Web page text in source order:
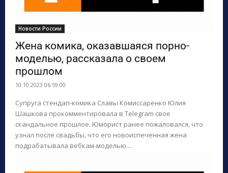
Новости России
Жена комика, оказавшаяся порно-
моделью, рассказала о своем
прошлом
10.10.2023 06:59:00
Супруга стендап-комика Славы Комиссаренко Юлия
Шашкова прокомментировала в Telegram свое
скандальное прошлое. Юморист ранее пожаловался, что
узнал после свадьбы, что его новоиспеченная жена
подрабатывала вебкам-моделью....